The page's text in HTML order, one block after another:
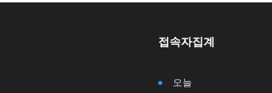
접속자집계
오늘